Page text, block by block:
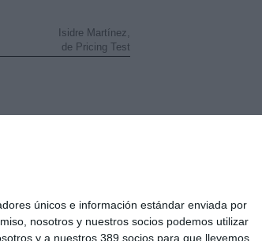
únicos e información estándar enviada por
nosotros y nuestros socios podemos utilizar
y a nuestros 389 socios para que llevemos
Isidre Martínez,
de Pricing Test
El Derecho Editores